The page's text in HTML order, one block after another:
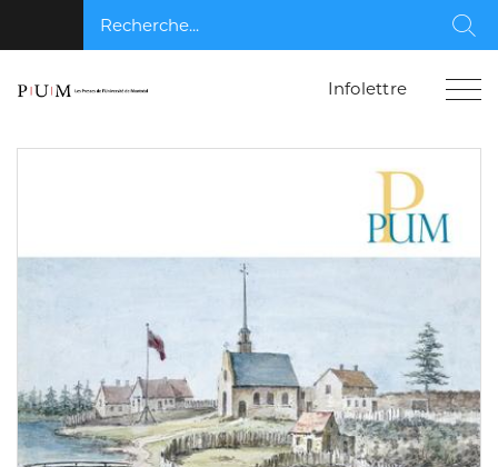
Recherche...
Infolettre